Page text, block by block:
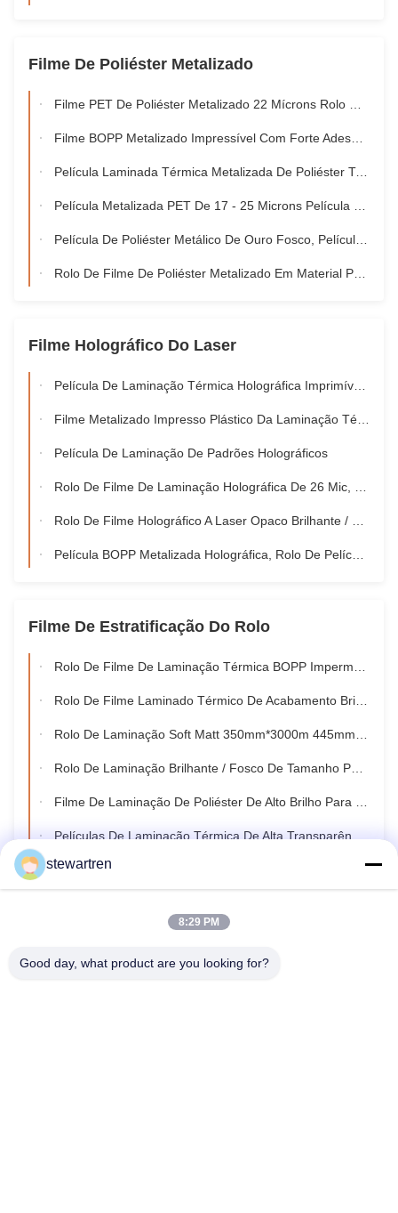
Filme De Poliéster Metalizado
Filme PET De Poliéster Metalizado 22 Mícrons Rolo De Filme Metalizado Para Laminação
Filme BOPP Metalizado Impressível Com Forte Adesão, Fabricantes De Filme PET Metalizado
Película Laminada Térmica Metalizada De Poliéster Tratada Quimicamente Para Impressão Offset
Película Metalizada PET De 17 - 25 Microns Película Laminadora Térmica Para Laminação De Papel
Película De Poliéster Metálico De Ouro Fosco, Película Laminadora De Poliéster De 24 Microns
Rolo De Filme De Poliéster Metalizado Em Material PET De 17 Mic - 25 Mic De Espessura
Filme Holográfico Do Laser
Película De Laminação Térmica Holográfica Imprimível Personalizada Para Embrulho De Presentes
Filme Metalizado Impresso Plástico Da Laminação Térmica Holográfica Do Laser Para O Empacotamento Do Presente
Película De Laminação De Padrões Holográficos
Rolo De Filme De Laminação Holográfica De 26 Mic, Filme De Laminação A Frio Premium Para Embalagem
Rolo De Filme Holográfico A Laser Opaco Brilhante / Fosco Em Cores Metálicas Para Sacos De Papel
Película BOPP Metalizada Holográfica, Rolo De Película Transparente BOPP Para Embalagem
Filme De Estratificação Do Rolo
Rolo De Filme De Laminação Térmica BOPP Impermeável 15micron 18micron 20micron 23micron 25micron
Rolo De Filme Laminado Térmico De Acabamento Brilhante / Fosco 23micron 25micron
Rolo De Laminação Soft Matt 350mm*3000m 445mm*3000m Extrusão Múltipla
Rolo De Laminação Brilhante / Fosco De Tamanho Personalizado, Rolo De Laminação Transparente De Plástico
Filme De Laminação De Poliéster De Alto Brilho Para Papel / Papelão Com Núcleo De 58 Mm
Películas De Laminação Térmica De Alta Transparência, Filme De Laminação Brilhante / Fosco Mylar
stewartren
8:29 PM
Good day, what product are you looking for?